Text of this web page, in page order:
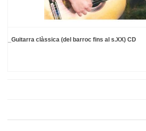
_Guitarra clàssica (del barroc fins al s.XX) CD